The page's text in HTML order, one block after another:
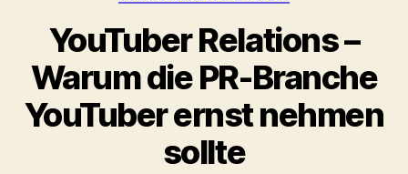
YouTuber Relations –
Warum die PR-Branche
YouTuber ernst nehmen
sollte